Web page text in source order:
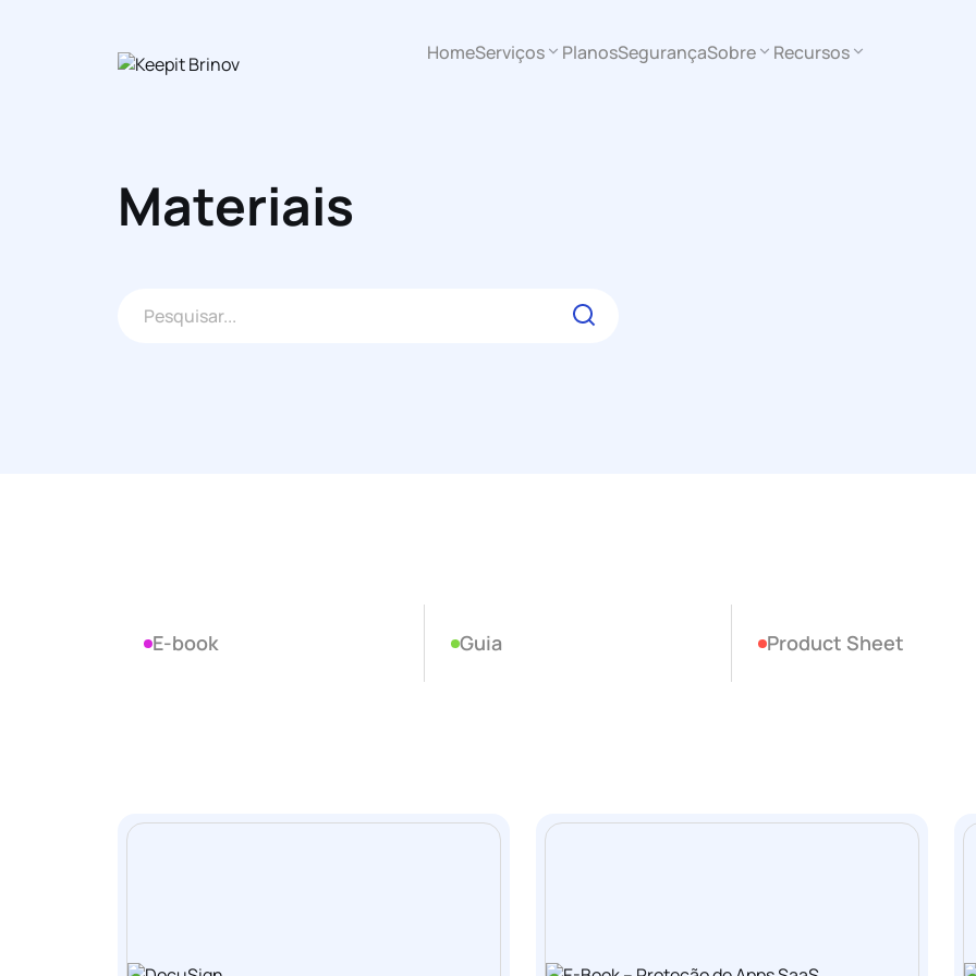
HomeServiços PlanosSegurançaSobre Recursos
Materiais
E-book Guia Product Sheet